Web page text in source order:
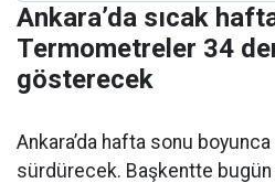
Ankara’da sıcak
Termometreler 34
gösterecek
Ankara’da hafta sonu
sürdürecek. Başkentte